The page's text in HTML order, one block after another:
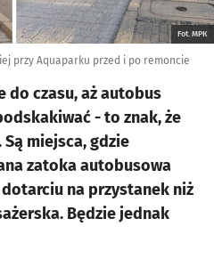
Fot. MPK
przy Aquaparku przed i po remoncie
do czasu, aż autobus
- to znak, że
miejsca, gdzie
zatoka autobusowa
na przystanek niż
Będzie jednak